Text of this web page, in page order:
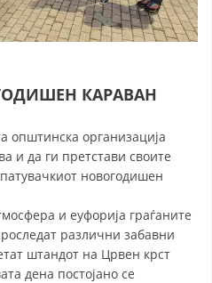
НА ДВИЖЕЊЕТО
ОРГАНИЗАЦИЈАТА
НА ЦКРМ
КАРАВАН
општинска организација
и да ги претстави своите
новогодишен
и еуфорија граѓаните
различни забавни
штандот на Црвен крст
дена постојано се